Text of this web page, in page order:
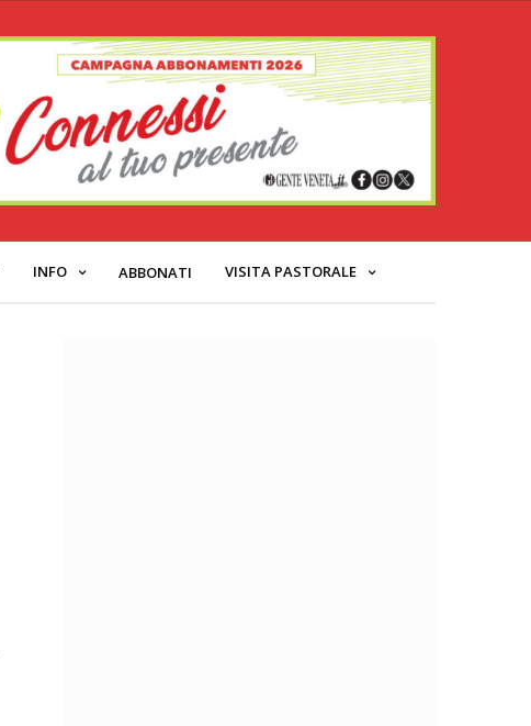
INFO ABBONATI VISITA PASTORALE